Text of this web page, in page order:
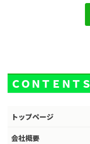
ＣＯＮＴＥＮＴＳ
トップページ
会社概要